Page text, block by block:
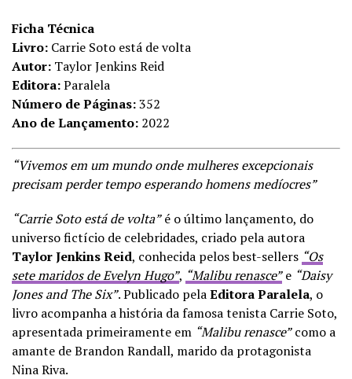
Ficha Técnica
Livro: Carrie Soto está de volta
Autor: Taylor Jenkins Reid
Editora:Paralela
Número de Páginas:352
Ano de Lançamento: 2022
“Vivemos em um mundo onde mulheres excepcionais
precisam perder tempo esperando homens medíocres”
“Carrie Soto está de volta”é o último lançamento, do
universo fictício de celebridades, criado pela autora
Taylor Jenkins Reid, conhecida pelos best-sellers “Os
sete maridos de Evelyn Hugo”, “Malibu renasce”e “Daisy
Jones and The Six”. Publicado pelaEditora Paralela, o
livro acompanha a história da famosa tenista Carrie Soto,
apresentada primeiramente em “Malibu renasce”como a
amante de Brandon Randall, marido da protagonista
Nina Riva.